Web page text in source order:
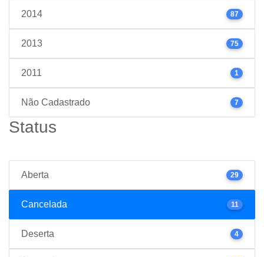
2014 87
2013 75
2011 1
Não Cadastrado 7
Status
Aberta 29
Cancelada 11
Deserta 4